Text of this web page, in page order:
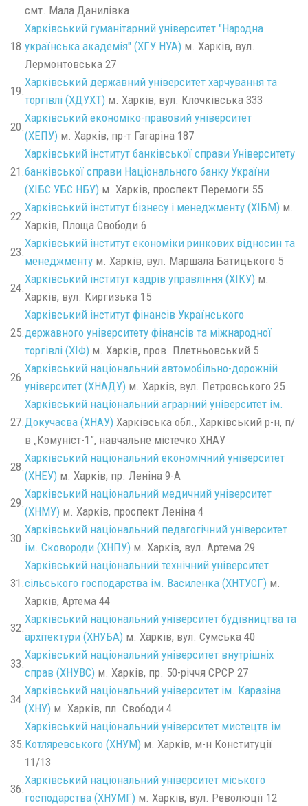
смт. Мала Данилівка
18.
Харківський гуманітарний університет "Народна
українська академія" (ХГУ НУА) м. Харків, вул.
Лермонтовська 27
19.
Харківський державний університет харчування та
торгівлі (ХДУХТ) м. Харків, вул. Клочківська 333
20.
Харківський економіко-правовий університет
(ХЕПУ) м. Харків, пр-т Гагаріна 187
21.
Харківський інститут банківської справи Університету
банківської справи Національного банку України
(ХІБС УБС НБУ) м. Харків, проспект Перемоги 55
22.
Харківський інститут бізнесу і менеджменту (ХІБМ) м.
Харків, Площа Свободи 6
23.
Харківський інститут економіки ринкових відносин та
менеджменту м. Харків, вул. Маршала Батицького 5
24.
Харківський інститут кадрів управління (ХІКУ) м.
Харків, вул. Киргизька 15
25.
Харківський інститут фінансів Українського
державного університету фінансів та міжнародної
торгівлі (ХІФ) м. Харків, пров. Плетньовський 5
26.
Харківський національний автомобільно-дорожній
університет (ХНАДУ) м. Харків, вул. Петровського 25
27.
Харківський національний аграрний університет ім.
Докучаєва (ХНАУ) Харківська обл., Харківський р-н, п/
в „Комуніст-1”, навчальне містечко ХНАУ
28.
Харківський національний економічний університет
(ХНЕУ) м. Харків, пр. Леніна 9-А
29.
Харківський національний медичний університет
(ХНМУ) м. Харків, проспект Леніна 4
30.
Харківський національний педагогічний університет
ім. Сковороди (ХНПУ) м. Харків, вул. Артема 29
31.
Харківський національний технічний університет
сільського господарства ім. Василенка (ХНТУСГ) м.
Харків, Артема 44
32.
Харківський національний університет будівництва та
архітектури (ХНУБА) м. Харків, вул. Сумська 40
33.
Харківський національний університет внутрішніх
справ (ХНУВС) м. Харків, пр. 50-річчя СРСР 27
34.
Харківський національний університет ім. Каразіна
(ХНУ) м. Харків, пл. Свободи 4
35.
Харківський національний університет мистецтв ім.
Котляревського (ХНУМ) м. Харків, м-н Конституції
11/13
36.
Харківський національний університет міського
господарства (ХНУМГ) м. Харків, вул. Революції 12